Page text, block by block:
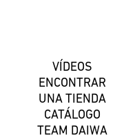
VÍDEOS
ENCONTRAR
UNA TIENDA
CATÁLOGO
TEAM DAIWA